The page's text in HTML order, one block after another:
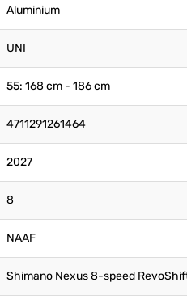
Aluminium
UNI
55: 168 cm - 186 cm
4711291261464
2027
8
NAAF
Shimano Nexus 8-speed